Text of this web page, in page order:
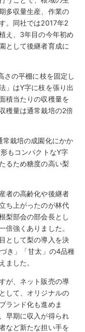
多収量生産、作業の
。同社では2017年2
え、3年目の今年初め
として後継者育成に
さの平棚に枝を固定し
」はY字に枝を張り出
積当たりの収穫量を
穫量は通常栽培の2倍
栽培の成園化にかか
もコンパクトなY字
るため糖度の高い梨
者の高齢化や後継者
ち上がったのが林代
梨部会の部会長とし
倍強くありました。
として梨の導入を決
き」「甘太」の4品種
ました。
が、ネット販売の導
して、オリジナルの
ランド化も進めま
早期に収入が得られ
など新たな担い手を